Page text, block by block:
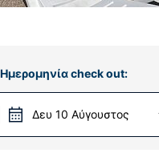
Ημερομηνία check out:
Δευ 10 Αύγουστος